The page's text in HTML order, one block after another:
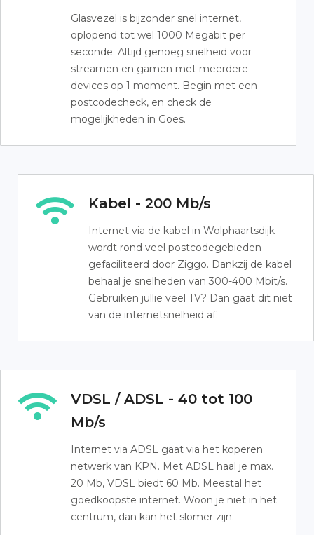
Glasvezel is bijzonder snel internet,
oplopend tot wel 1000 Megabit per
seconde. Altijd genoeg snelheid voor
streamen en gamen met meerdere
devices op 1 moment. Begin met een
postcodecheck, en check de
mogelijkheden in Goes.
Kabel - 200 Mb/s
Internet via de kabel in Wolphaartsdijk
wordt rond veel postcodegebieden
gefaciliteerd door Ziggo. Dankzij de kabel
behaal je snelheden van 300-400 Mbit/s.
Gebruiken jullie veel TV? Dan gaat dit niet
van de internetsnelheid af.
VDSL / ADSL - 40 tot 100
Mb/s
Internet via ADSL gaat via het koperen
netwerk van KPN. Met ADSL haal je max.
20 Mb, VDSL biedt 60 Mb. Meestal het
goedkoopste internet. Woon je niet in het
centrum, dan kan het slomer zijn.